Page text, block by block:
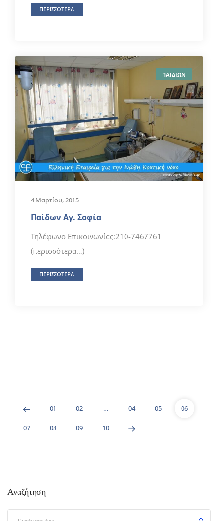
ΠΕΡΙΣΣΟΤΕΡΑ
ΠΑΙΔΙΩΝ
4 Μαρτίου, 2015
Παίδων Αγ. Σοφία
Τηλέφωνο Επικοινωνίας:210-7467761
(περισσότερα…)
ΠΕΡΙΣΣΟΤΕΡΑ
01 02 … 04 05 06
07 08 09 10
Αναζήτηση